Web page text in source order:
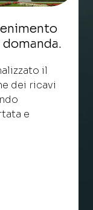
il
dei ricavi
e